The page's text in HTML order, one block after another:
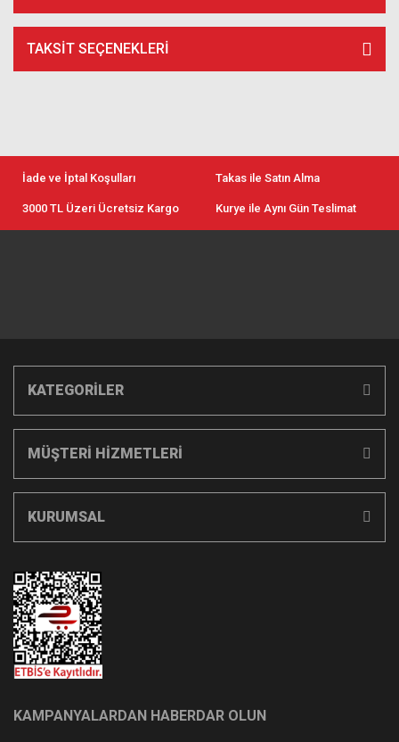
TAKSIT SEÇENEKLERI
İade ve İptal Koşulları Takas ile Satın Alma
3000 TL Üzeri Ücretsiz Kargo Kurye ile Aynı Gün Teslimat
KATEGORİLER
MÜŞTERİ HİZMETLERİ
KURUMSAL
KAMPANYALARDAN HABERDAR OLUN